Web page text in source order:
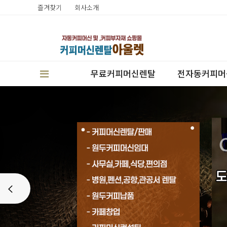
즐겨찾기 회사소개
무료커피머신렌탈 전자동커피머
판매
렌탈
캔시머실링기